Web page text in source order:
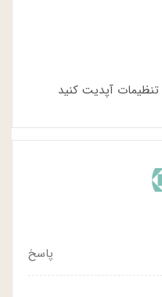
آپدیت کنید
پاسخ